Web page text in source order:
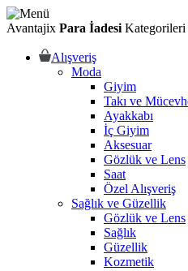
Avantajix Para İadesi Kategorileri
Alışveriş
Moda
Giyim
Takı ve
Ayakkabı
İç Giyim
Aksesuar
Gözlük ve Lens
Saat
Özel Alışveriş
Sağlık ve Güzellik
Gözlük ve Lens
Sağlık
Güzellik
Kozmetik